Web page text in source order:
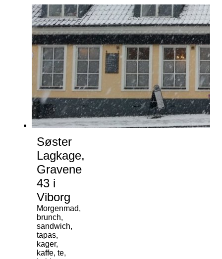
Søster
Lagkage,
Gravene
43 i
Viborg
Morgenmad,
brunch,
sandwich,
tapas,
kager,
kaffe, te,